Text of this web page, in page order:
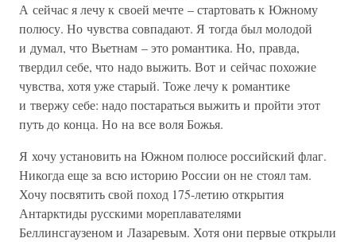
А сейчас я лечу к своей мечте – стартовать к Южному
полюсу. Но чувства совпадают. Я тогда был молодой
и думал, что Вьетнам – это романтика. Но, правда,
твердил себе, что надо выжить. Вот и сейчас похожие
чувства, хотя уже старый. Тоже лечу к романтике
и твержу себе: надо постараться выжить и пройти этот
путь до конца. Но на все воля Божья.
Я хочу установить на Южном полюсе российский флаг.
Никогда еще за всю историю России он не стоял там.
Хочу посвятить свой поход 175-летию открытия
Антарктиды русскими мореплавателями
Беллинсгаузеном и Лазаревым. Хотя они первые открыли